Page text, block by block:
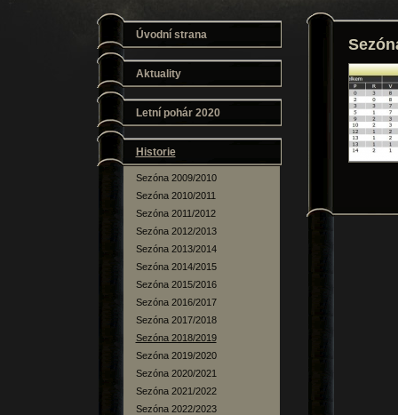
Úvodní strana
Aktuality
Letní pohár 2020
Historie
Sezóna 2009/2010
Sezóna 2010/2011
Sezóna 2011/2012
Sezóna 2012/2013
Sezóna 2013/2014
Sezóna 2014/2015
Sezóna 2015/2016
Sezóna 2016/2017
Sezóna 2017/2018
Sezóna 2018/2019
Sezóna 2019/2020
Sezóna 2020/2021
Sezóna 2021/2022
Sezóna 2022/2023